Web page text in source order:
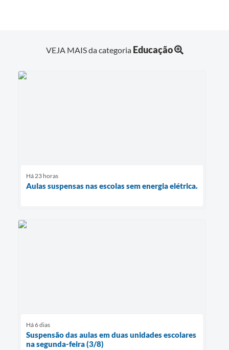
VEJA MAIS da categoria Educação
Há 23 horas
Aulas suspensas nas escolas sem energia elétrica.
Há 6 dias
Suspensão das aulas em duas unidades escolares
na segunda-feira (3/8)